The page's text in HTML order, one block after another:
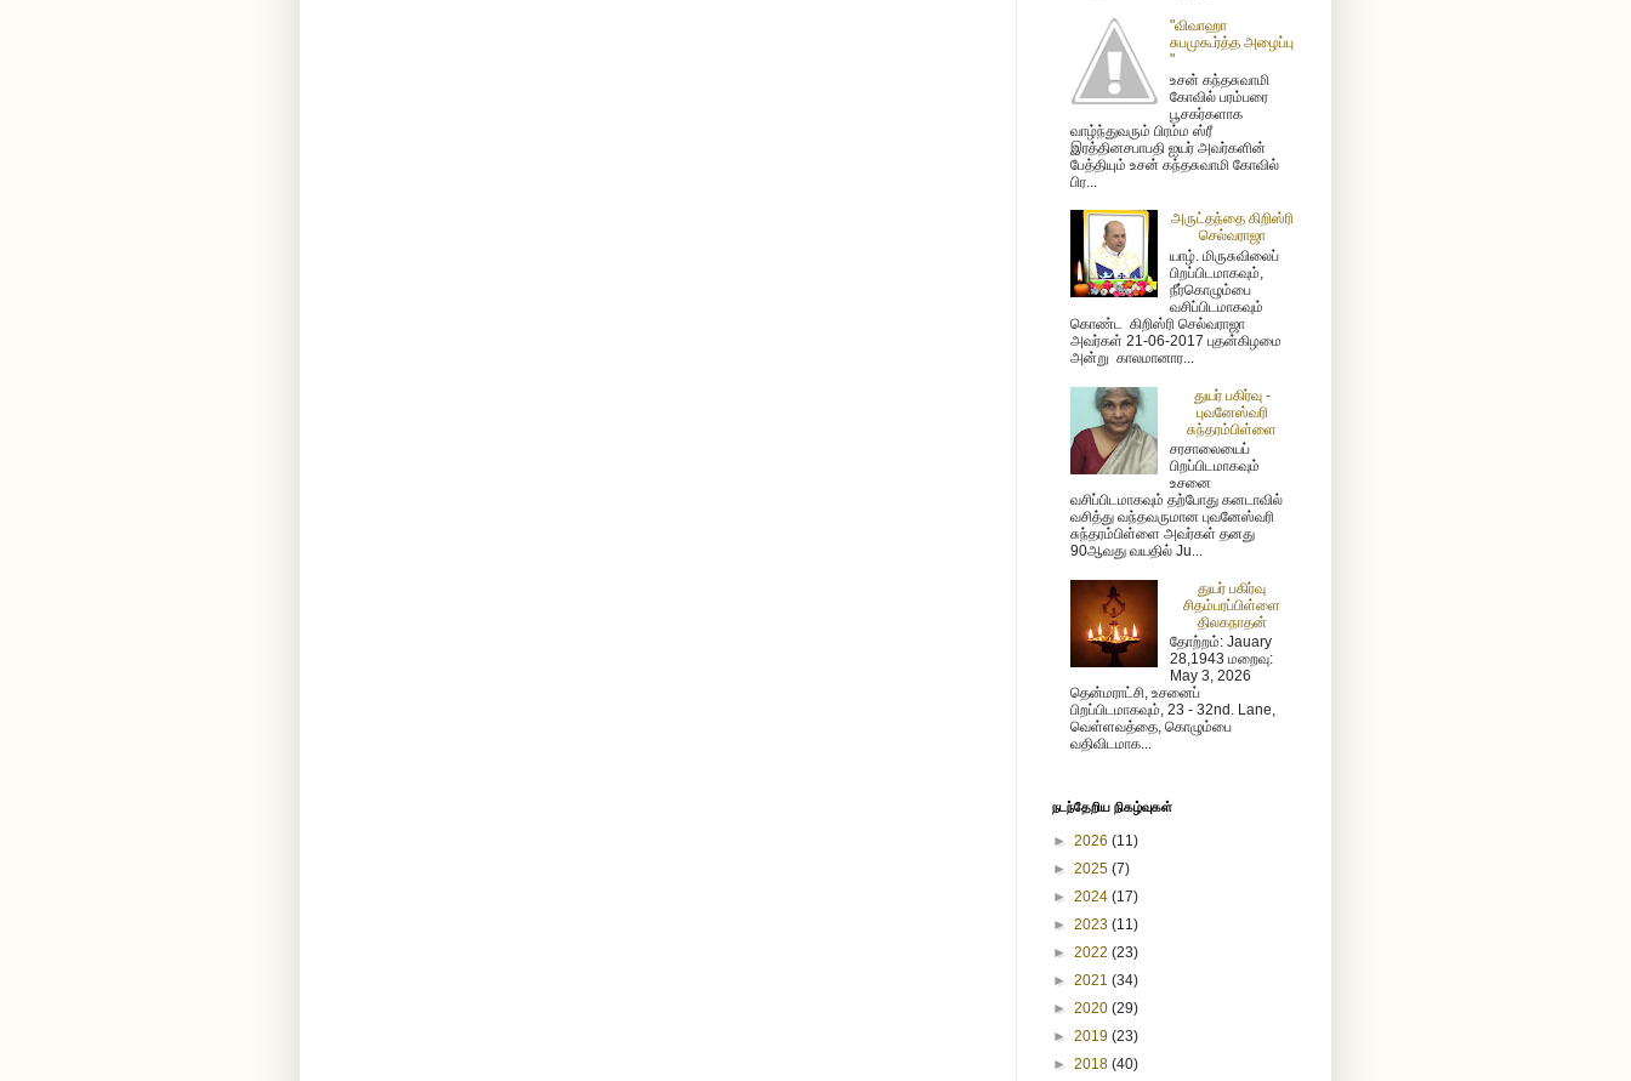
"விவாஹா
சுபமுகூர்த்த அழைப்பு
"
உசன் கந்தசுவாமி
கோவில் பரம்பரை
பூசகர்களாக
வாழ்ந்துவரும் பிரம்ம ஸ்ரீ
இரத்தினசபாபதி ஐயர் அவர்களின்
பேத்தியும் உசன் கந்தசுவாமி கோவில்
பிர...
அருட்தந்தை கிறிஸ்ரி
செல்வராஜா
யாழ். மிருசுவிலைப்
பிறப்பிடமாகவும்,
நீர்கொழும்பை
வசிப்பிடமாகவும்
கொண்ட கிறிஸ்ரி செல்வராஜா
அவர்கள் 21-06-2017 புதன்கிழமை
அன்று காலமானார...
துயர் பகிர்வு -
புவனேஸ்வரி
சுந்தரம்பிள்ளை
சரசாலையைப்
பிறப்பிடமாகவும்
உசனை
வசிப்பிடமாகவும் தற்போது கனடாவில்
வசித்து வந்தவருமான புவனேஸ்வரி
சுந்தரம்பிள்ளை அவர்கள் தனது
90ஆவது வயதில் Ju...
துயர் பகிர்வு
சிதம்பரப்பிள்ளை
திலகநாதன்
தோற்றம்: Jauary
28,1943 மறைவு:
May 3, 2026
தென்மராட்சி, உசனைப்
பிறப்பிடமாகவும், 23 - 32nd. Lane,
வெள்ளவத்தை, கொழும்பை
வதிவிடமாக...
நடந்தேறிய நிகழ்வுகள்
► 2026 (11)
► 2025 (7)
► 2024 (17)
► 2023 (11)
► 2022 (23)
► 2021 (34)
► 2020 (29)
► 2019 (23)
► 2018 (40)